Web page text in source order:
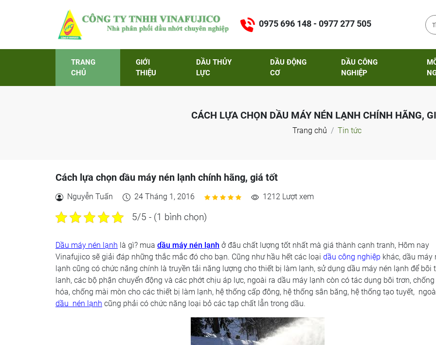
0975 696 148 - 0977 277 505
TRANG
CHỦ
GIỚI
THIỆU
DẦU THỦY
LỰC
DẦU ĐỘNG
CƠ
DẦU CÔNG
NGHIỆP
CÁCH LỰA CHỌN DẦU MÁY NÉN LẠNH CHÍNH HÃNG,
Trang chủ Tin tức
Cách lựa chọn dầu máy nén lạnh chính hãng, giá tốt
Nguyễn Tuấn 24 Tháng 1, 2016 1212 Lượt xem
5/5 - (1 bình chọn)
Dầu máy nén lạnh là gì? mua dầu máy nén lạnh ở đâu chất lượng tốt nhất mà giá thành cạnh tranh, Hôm nay
Vinafujico sẽ giải đáp những thắc mắc đó cho bạn. Cũng như hầu hết các loại dầu công nghiệp khác, dầu máy
lạnh cũng có chức năng chính là truyền tải năng lượng cho thiết bị làm lạnh, sử dụng dầu máy nén lạnh để bôi
lanh, các bộ phận chuyển động và các phớt chịu áp lực, ngoài ra dầu máy lạnh còn có tác dụng bôi trơn, chống
hóa, chống mài mòn cho các thiết bị làm lạnh, hệ thống cấp đông, hệ thống sân băng, hệ thống tạo tuyết,
dầu nén lạnh cũng phải có chức năng loại bỏ các tạp chất lẫn trong dầu.